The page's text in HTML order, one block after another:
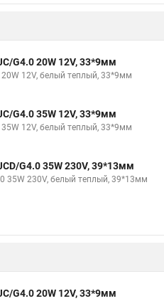
G4.0 20W 12V, 33*9мм
12V, белый теплый, 33*9мм
G4.0 35W 12V, 33*9мм
12V, белый теплый, 33*9мм
G4.0 35W 230V, 39*13мм
35W 230V, белый теплый, 39*13мм
G4.0 20W 12V, 33*9мм